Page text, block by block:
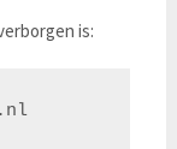
is: